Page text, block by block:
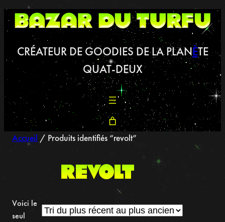
Aller
au
CRÉATEUR DE GOODIES DE LA PLANÈTE
QUAT-DEUX
Accueil / Produits identifiés “revolt”
revolt
Voici le
seul